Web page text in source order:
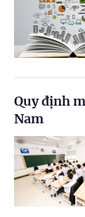
Quy định
Nam